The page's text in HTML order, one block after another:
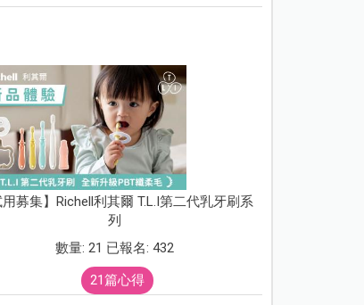
用募集】Richell利其爾 T.L.I第二代乳牙刷系
列
數量: 21 已報名: 432
21篇心得